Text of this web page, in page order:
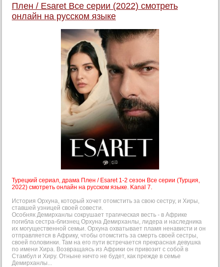
Плен / Esaret Все серии (2022) смотреть
онлайн на русском языке
Турецкий сериал, драма Плен / Esaret 1-2 сезон Все серии (Турция,
2022) смотреть онлайн на русском языке. Kanal 7.
История Орхуна, который хочет отомстить за свою сестру, и Хиры,
ставшей узницей своей совести.
Особняк Демирханлы сокрушает трагическая весть - в Африке
погибла сестра-близнец Орхуна Демирханлы, лидера и наследника
их могущественной семьи. Орхуна охватывает пламя ненависти и он
отправляется в Африку, чтобы отомстить за смерть своей сестры,
своей половинки. Там на его пути встречается прекрасная девушка
по имени Хира. Возвращаясь из Африки он привозит с собой в
Стамбул и Хиру. Отныне ничто не будет, как прежде в семье
Демирханлы...